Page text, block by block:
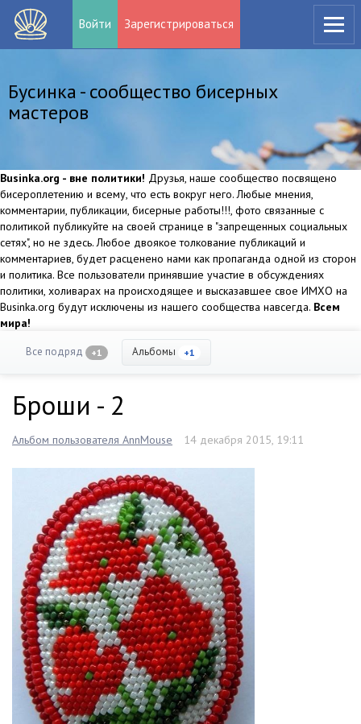
Войти Зарегистрироваться
Бусинка - сообщество бисерных
мастеров
Businka.org - вне политики! Друзья, наше сообщество посвящено
бисероплетению и всему, что есть вокруг него. Любые мнения,
комментарии, публикации, бисерные работы!!!, фото связанные с
политикой публикуйте на своей странице в "запрещенных социальных
сетях", но не здесь. Любое двоякое толкование публикаций и
комментариев, будет расценено нами как пропаганда одной из сторон
и политика. Все пользователи принявшие участие в обсуждениях
политики, холиварах на происходящее и высказавшее свое ИМХО на
Businka.org будут исключены из нашего сообщества навсегда. Всем
мира!
Все подряд +1 Альбомы +1
Броши - 2
Альбом пользователя AnnMouse 14 декабря 2015, 19:11